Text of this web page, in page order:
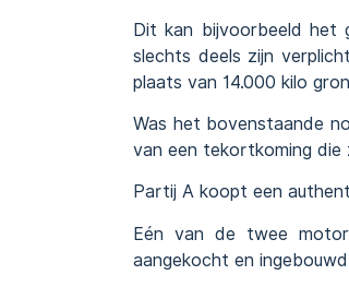
Dit kan bijvoorbeeld het
slechts deels zijn
plaats van 14.000 kilo
Was het bovenstaande
van een tekortkoming die
Partij A koopt een
Eén van de twee
aangekocht en